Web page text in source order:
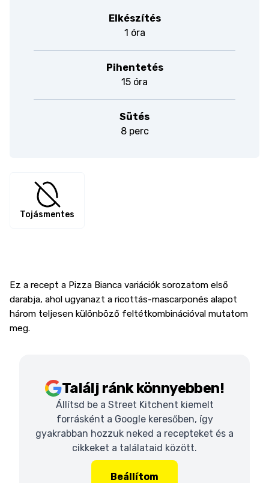
Elkészítés
1 óra
Pihentetés
15 óra
Sütés
8 perc
Tojásmentes
Ez a recept a Pizza Bianca variációk sorozatom első
darabja, ahol ugyanazt a ricottás-mascarponés alapot
három teljesen különböző feltétkombinációval mutatom
meg.
Találj ránk könnyebben!
Állítsd be a Street Kitchent kiemelt
forrásként a Google keresőben, így
gyakrabban hozzuk neked a recepteket és a
cikkeket a találataid között.
Beállítom